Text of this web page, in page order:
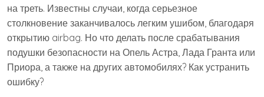
на треть. Известны случаи, когда серьезное
столкновение заканчивалось легким ушибом, благодаря
открытию airbag. Но что делать после срабатывания
подушки безопасности на Опель Астра, Лада Гранта или
Приора, а также на других автомобилях? Как устранить
ошибку?